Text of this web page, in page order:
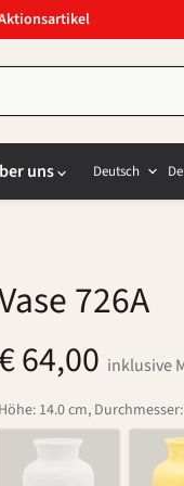
uns Deutsch
726A
64,00 inklusive
Höhe: 14.0 cm,